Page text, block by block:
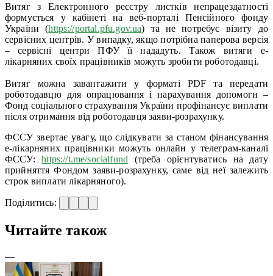
Витяг з Електронного реєстру листків непрацездатності
формується у кабінеті на веб-порталі Пенсійного фонду
України (https://portal.pfu.gov.ua) та не потребує візиту до
сервісних центрів. У випадку, якщо потрібна паперова версія
– сервісні центри ПФУ її нададуть. Також витяги е-
лікарняних своїх працівників можуть зробити роботодавці.
Витяг можна завантажити у форматі PDF та передати
роботодавцю для опрацювання і нарахування допомоги –
Фонд соціального страхування України профінансує виплати
після отримання від роботодавця заяви-розрахунку.
ФССУ звертає увагу, що слідкувати за станом фінансування
е-лікарняних працівники можуть онлайн у телеграм-каналі
ФССУ:https://t.me/socialfund (треба орієнтуватись на дату
прийняття Фондом заяви-розрахунку, саме від неї залежить
строк виплати лікарняного).
Поділитись:
Читайте також
—